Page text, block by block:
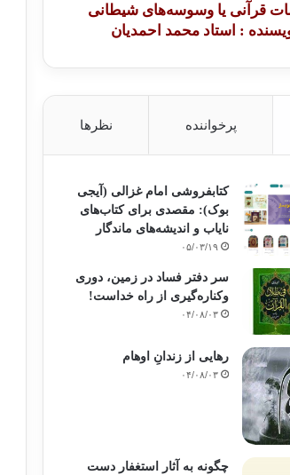
قرآنی یا وسوسه‌های شیطانی
: استاد محمد احمدیان
پرخواننده نظرها
کتابفروشی امام غزالی (آیجی
بوک): مقصدی برای کتاب‌های
نایاب و اندیشه‌های ماندگار
۰۵/۰۳/۱۹
سر دفتر فساد در زمین‌، دوری
وکناره‌گیری از راه خداست‌!
۰۴/۰۸/۰۳
رهایی از زندانِ اوهام
۰۴/۰۸/۰۳
چگونه به آثار استغفار دست